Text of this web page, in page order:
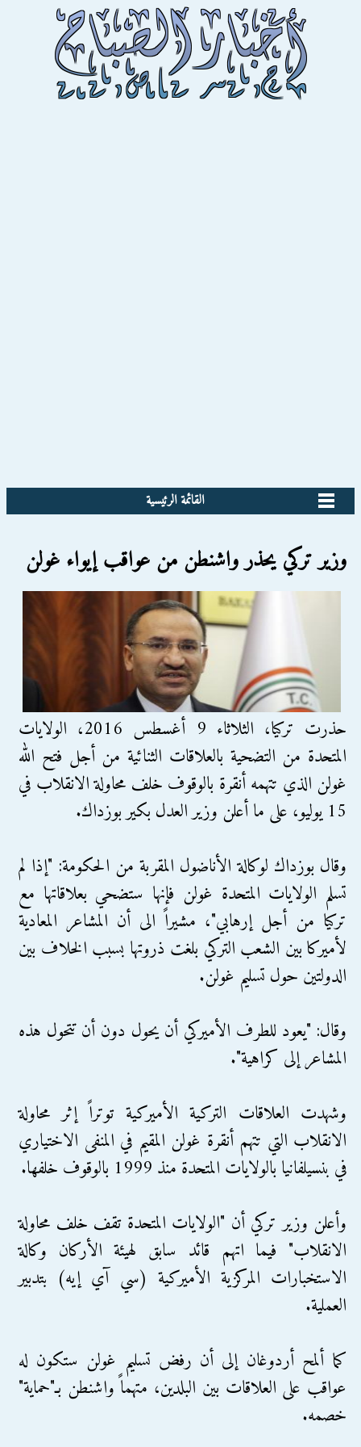
القائمة الرئيسية
وزير تركي يحذر واشنطن من عواقب إيواء غولن
حذرت تركيا، الثلاثاء 9 أغسطس 2016، الولايات
المتحدة من التضحية بالعلاقات الثنائية من أجل فتح الله
غولن الذي تتهمه أنقرة بالوقوف خلف محاولة الانقلاب في
15 يوليو، على ما أعلن وزير العدل بكير بوزداك.
وقال بوزداك لوكالة الأناضول المقربة من الحكومة: "إذا لم
تسلم الولايات المتحدة غولن فإنها ستضحي بعلاقاتها مع
تركيا من أجل إرهابي"، مشيراً الى أن المشاعر المعادية
لأميركا بين الشعب التركي بلغت ذروتها بسبب الخلاف بين
الدولتين حول تسليم غولن.
وقال: "يعود للطرف الأميركي أن يحول دون أن تتحول هذه
المشاعر إلى كراهية".
وشهدت العلاقات التركية الأميركية توتراً إثر محاولة
الانقلاب التي تتهم أنقرة غولن المقيم في المنفى الاختياري
في بنسيلفانيا بالولايات المتحدة منذ 1999 بالوقوف خلفها.
وأعلن وزير تركي أن "الولايات المتحدة تقف خلف محاولة
الانقلاب" فيما اتهم قائد سابق لهيئة الأركان وكالة
الاستخبارات المركزية الأميركية (سي آي إيه) بتدبير
العملية.
كما ألمح أردوغان إلى أن رفض تسليم غولن ستكون له
عواقب على العلاقات بين البلدين، متهماً واشنطن بـ"حماية"
خصمه.